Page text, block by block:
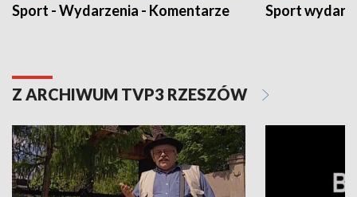
Sport - Wydarzenia - Komentarze Sport
Z ARCHIWUM TVP3 RZESZÓW